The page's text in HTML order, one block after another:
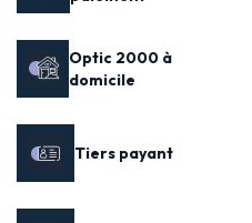
Optic 2000 à
domicile
Tiers payant